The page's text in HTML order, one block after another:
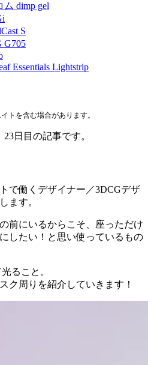
dimp gel
S
G705
Essentials Lightstrip
トを含む場合があります。
23日目の記事です。
で働くデザイナー／3DCGデザ
ます。
前にいるからこそ、座っただけ
したい！と思い使っているもの
ること。
ク周りを紹介していきます！